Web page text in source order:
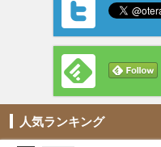
人気ランキング